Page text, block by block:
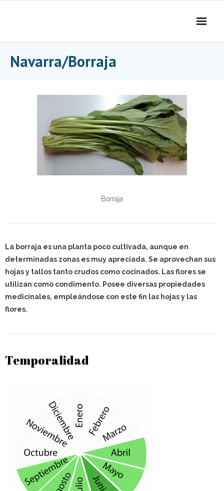
Navarra/Borraja
Borraja
La borraja es una planta poco cultivada, aunque en
determinadas zonas es muy apreciada. Se aprovechan sus
hojas y tallos tanto crudos como cocinados. Las flores se
utilizan como condimento. Posee diversas propiedades
medicinales, empleándose con este fin las hojas y las
flores.
Temporalidad